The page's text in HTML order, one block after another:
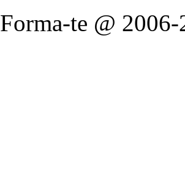
Forma-te @